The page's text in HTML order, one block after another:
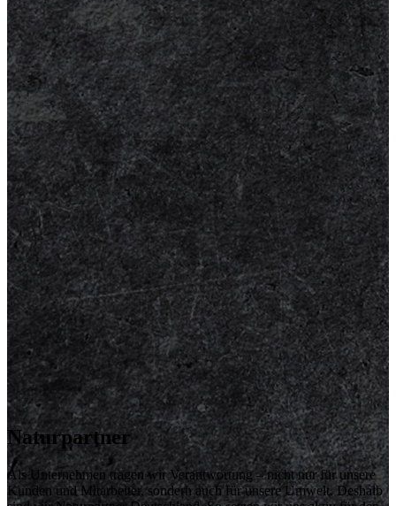
Naturpartner
Als Unternehmen tragen wir Verantwortung – nicht nur für unsere
Kunden und Mitarbeiter, sondern auch für unsere Umwelt. Deshalb